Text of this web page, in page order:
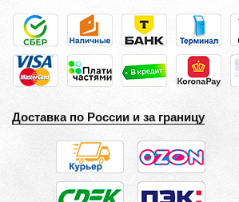
Доставка по России и за границу